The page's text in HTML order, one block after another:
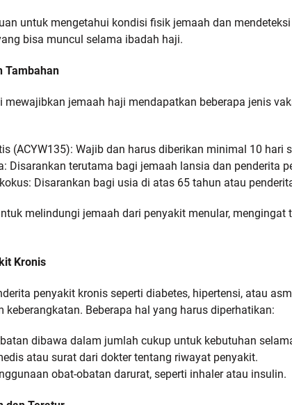
untuk mengetahui kondisi fisik jemaah dan
bisa muncul selama ibadah haji.
Tambahan
mewajibkan jemaah haji mendapatkan beberapa jenis
(ACYW135): Wajib dan harus diberikan minimal 10 hari
Disarankan terutama bagi jemaah lansia dan penderita
Disarankan bagi usia di atas 65 tahun atau
melindungi jemaah dari penyakit menular,
Kronis
penyakit kronis seperti diabetes, hipertensi, atau
keberangkatan. Beberapa hal yang harus diperhatikan:
dibawa dalam jumlah cukup untuk kebutuhan
atau surat dari dokter tentang riwayat penyakit.
obat-obatan darurat, seperti inhaler atau insulin.